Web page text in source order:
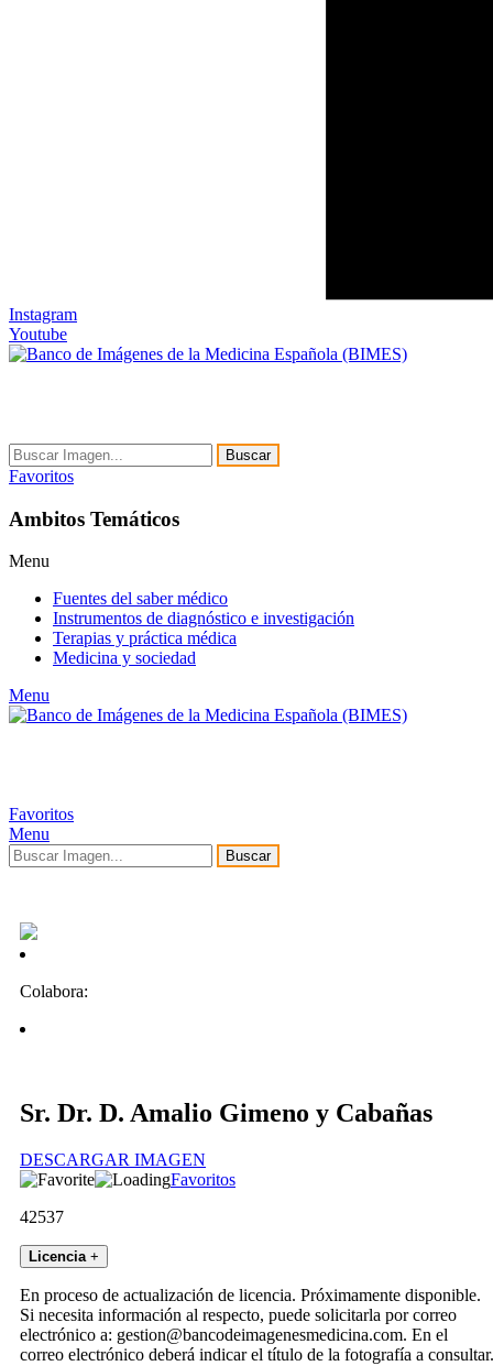
Instagram
Youtube
Buscar
Favoritos
Ambitos Temáticos
Menu
Fuentes del saber médico
Instrumentos de diagnóstico e investigación
Terapias y práctica médica
Medicina y sociedad
Menu
Favoritos
Menu
Buscar
Colabora:
Sr. Dr. D. Amalio Gimeno y Cabañas
DESCARGAR IMAGEN
Favoritos
42537
Licencia +
En proceso de actualización de licencia. Próximamente disponible.
Si necesita información al respecto, puede solicitarla por correo
electrónico a: gestion@bancodeimagenesmedicina.com. En el
correo electrónico deberá indicar el título de la fotografía a consultar.